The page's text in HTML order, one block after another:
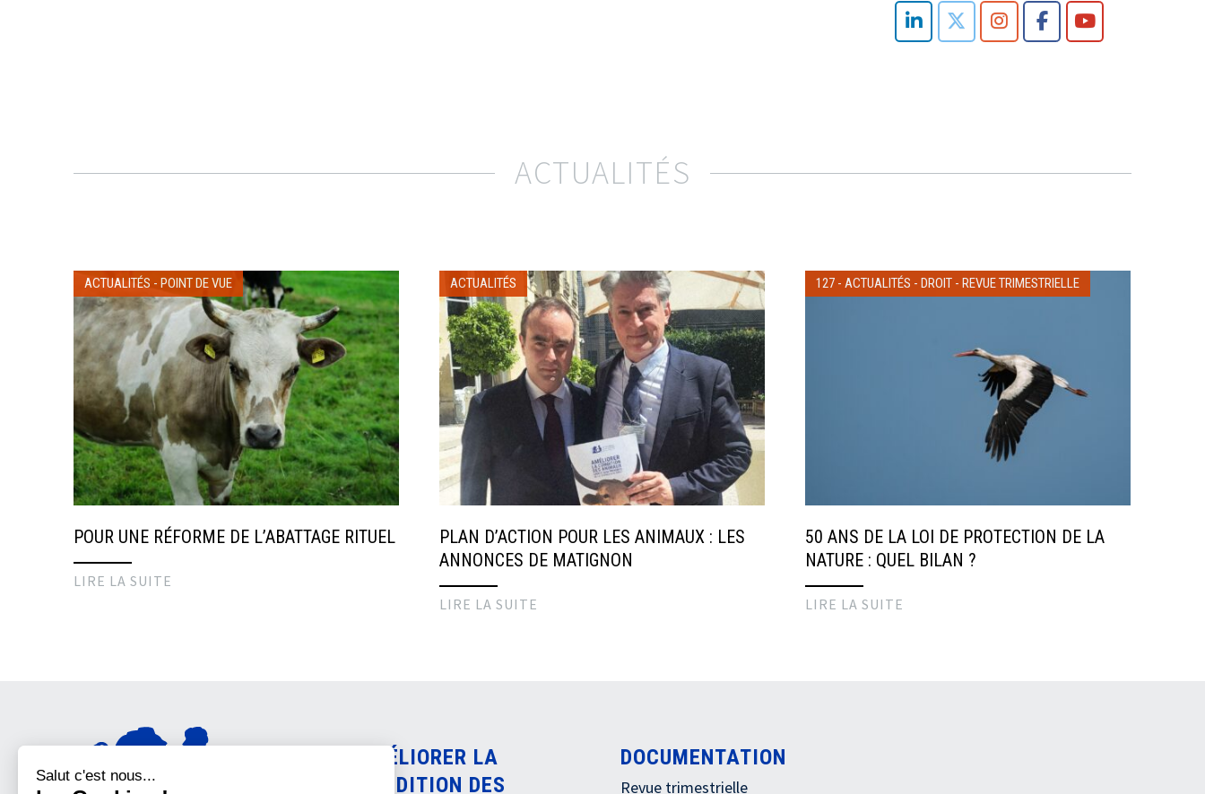
ACTUALITÉS
ACTUALITÉS - POINT DE VUE
POUR UNE RÉFORME DE L’ABATTAGE RITUEL
LIRE LA SUITE
ACTUALITÉS
PLAN D’ACTION POUR LES ANIMAUX : LES
ANNONCES DE MATIGNON
LIRE LA SUITE
127- ACTUALITÉS - DROIT- REVUE TRIMESTRIELLE
50 ANS DE LA LOI DE PROTECTION DE LA
NATURE : QUEL BILAN ?
LIRE LA SUITE
AMÉLIORER LA
CONDITION DES
DOCUMENTATION
Revue trimestrielle